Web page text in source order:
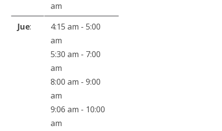
am
Jue: 4:15 am - 5:00
am
5:30 am - 7:00
am
8:00 am - 9:00
am
9:06 am - 10:00
am